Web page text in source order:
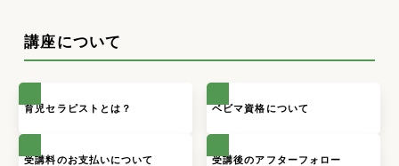
講座について
育児セラピストとは？ ベビマ資格について
受講料のお支払いについて 受講後のアフターフォロー